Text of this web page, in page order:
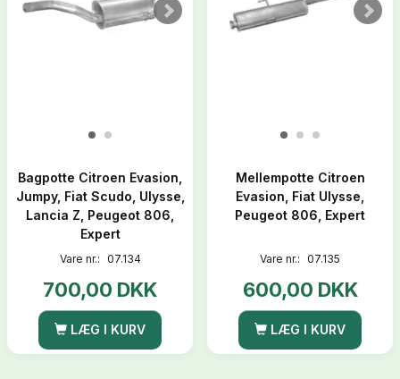
Bagpotte Citroen Evasion,
Jumpy, Fiat Scudo, Ulysse,
Lancia Z, Peugeot 806,
Expert
Vare nr.: 07.134
700,00 DKK
LÆG I KURV
Mellempotte Citroen
Evasion, Fiat Ulysse,
Peugeot 806, Expert
Vare nr.: 07.135
600,00 DKK
LÆG I KURV